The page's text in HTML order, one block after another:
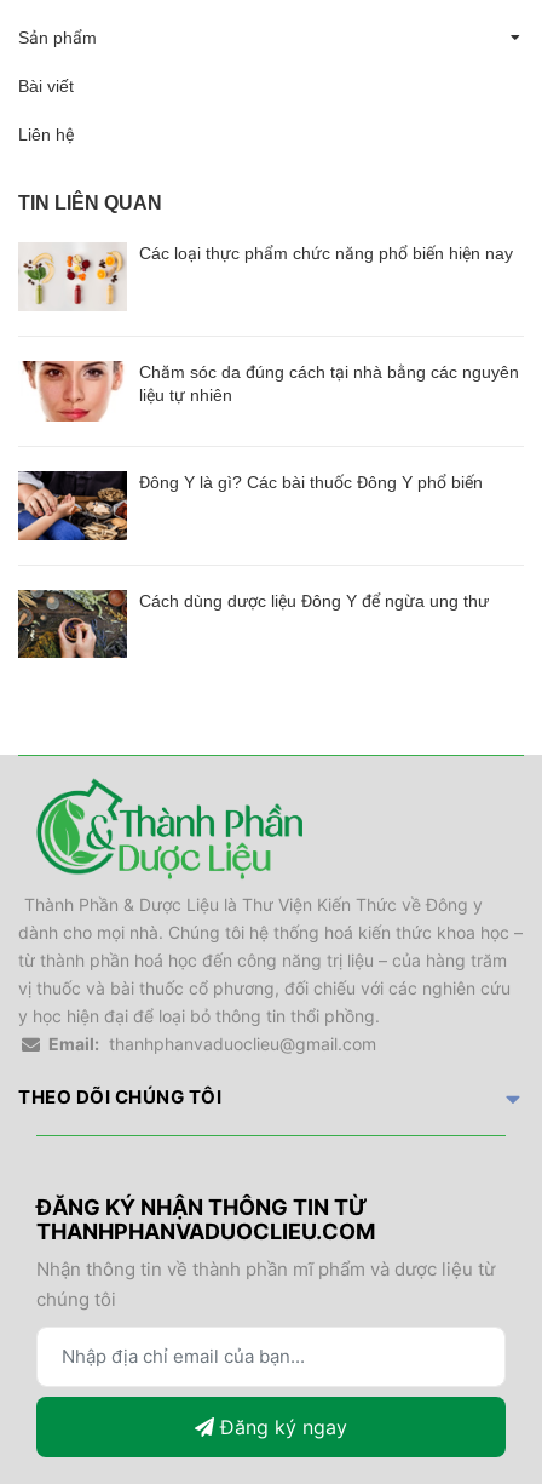
Sản phẩm
Bài viết
Liên hệ
TIN LIÊN QUAN
Các loại thực phẩm chức năng phổ biến hiện nay
Chăm sóc da đúng cách tại nhà bằng các nguyên
liệu tự nhiên
Đông Y là gì? Các bài thuốc Đông Y phổ biến
Cách dùng dược liệu Đông Y để ngừa ung thư
Thành Phần & Dược Liệu là Thư Viện Kiến Thức về Đông y
dành cho mọi nhà. Chúng tôi hệ thống hoá kiến thức khoa học –
từ thành phần hoá học đến công năng trị liệu – của hàng trăm
vị thuốc và bài thuốc cổ phương, đối chiếu với các nghiên cứu
y học hiện đại để loại bỏ thông tin thổi phồng.
Email: thanhphanvaduoclieu@gmail.com
THEO DÕI CHÚNG TÔI
ĐĂNG KÝ NHẬN THÔNG TIN TỪ
THANHPHANVADUOCLIEU.COM
Nhận thông tin về thành phần mĩ phẩm và dược liệu từ
chúng tôi
Đăng ký ngay